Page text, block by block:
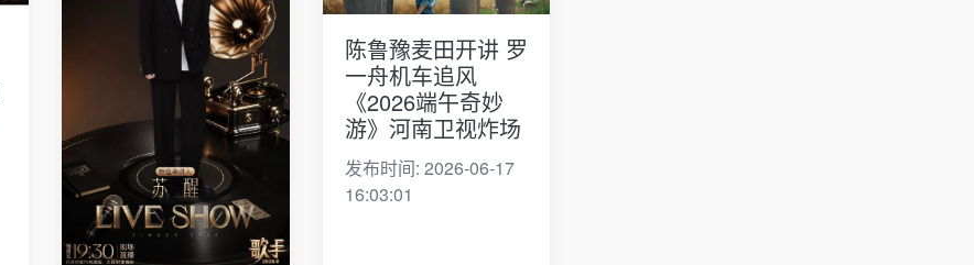
陈鲁豫麦田开讲 罗
一舟机车追风
《2026端午奇妙
游》河南卫视炸场
发布时间: 2026-06-17
16:03:01